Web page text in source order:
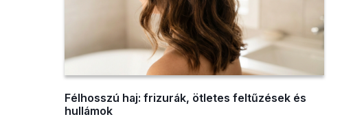
Félhosszú haj: frizurák, ötletes feltűzések és
hullámok